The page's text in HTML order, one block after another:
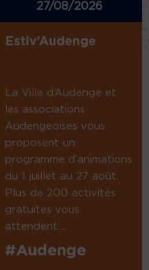
27/08/2026
Estiv’Audenge
La Ville d’Audenge et
les associations
Audengeoises vous
proposent un
programme d’animations
du 1 juillet au 27 août.
Plus de 200 activités
gratuites vous
attendent....
#Audenge